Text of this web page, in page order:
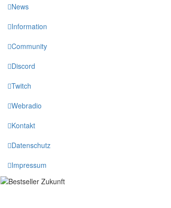
News
Information
Community
Discord
Twitch
Webradio
Kontakt
Datenschutz
Impressum